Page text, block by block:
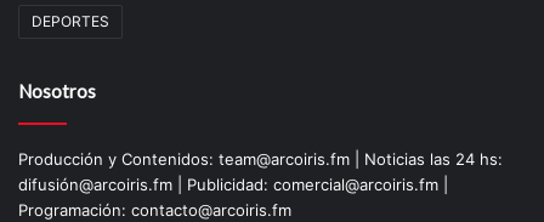
DEPORTES
Nosotros
Producción y Contenidos: team@arcoiris.fm | Noticias las 24 hs:
difusión@arcoiris.fm | Publicidad: comercial@arcoiris.fm |
Programación: contacto@arcoiris.fm